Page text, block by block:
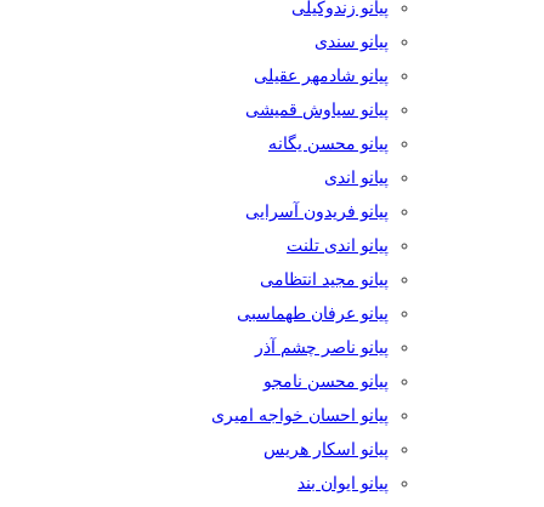
پیانو زندوکیلی
پیانو سندی
پیانو شادمهر عقیلی
پیانو سیاوش قمیشی
پیانو محسن یگانه
پیانو اندی
پیانو فریدون آسرایی
پیانو اندی تلنت
پیانو مجید انتظامی
پیانو عرفان طهماسبی
پیانو ناصر چشم آذر
پیانو محسن نامجو
پیانو احسان خواجه امیری
پیانو اسکار هریس
پیانو ایوان بند